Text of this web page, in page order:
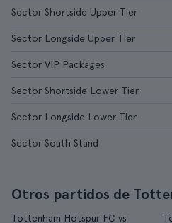
Sector Shortside Upper Tier
Sector Longside Upper Tier
Sector VIP Packages
Sector Shortside Lower Tier
Sector Longside Lower Tier
Sector South Stand
Otros partidos de
Tottenham Hotspur FC vs